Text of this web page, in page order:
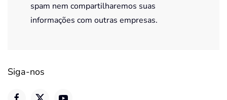
spam nem compartilharemos suas
informações com outras empresas.
Siga-nos